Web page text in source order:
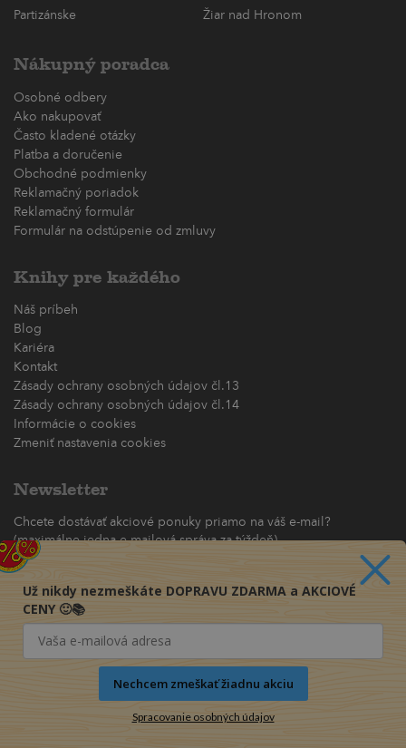
Partizánske
Žiar nad Hronom
Nákupný poradca
Osobné odbery
Ako nakupovať
Často kladené otázky
Platba a doručenie
Obchodné podmienky
Reklamačný poriadok
Reklamačný formulár
Formulár na odstúpenie od zmluvy
Knihy pre každého
Náš príbeh
Blog
Kariéra
Kontakt
Zásady ochrany osobných údajov čl.13
Zásady ochrany osobných údajov čl.14
Informácie o cookies
Zmeniť nastavenia cookies
Newsletter
Chcete dostávať akciové ponuky priamo na váš e-mail?
(maximálne jedna e-mailová správa za týždeň)
Odoberať
Už nikdy nezmeškáte DOPRAVU ZDARMA a AKCIOVÉ
CENY 🙂📚
Nechcem zmeškať žiadnu akciu
Spracovanie osobných údajov